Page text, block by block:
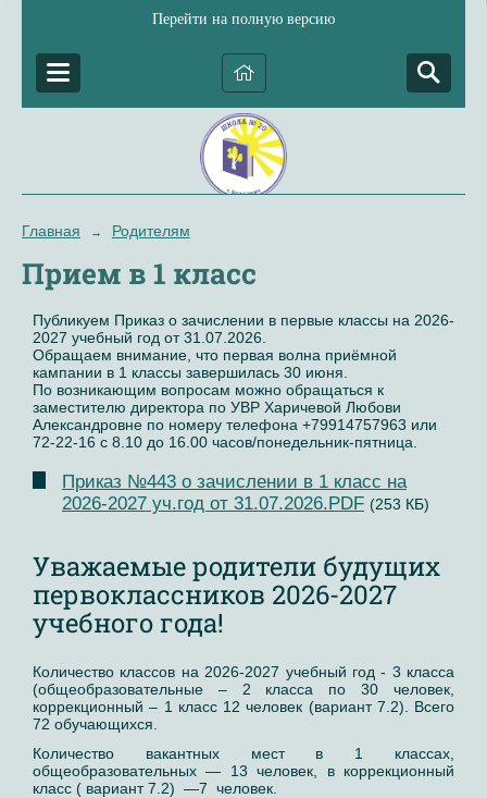
Перейти на полную версию
Главная → Родителям
Прием в 1 класс
Публикуем Приказ о зачислении в первые классы на 2026-
2027 учебный год от 31.07.2026.
Обращаем внимание, что первая волна приёмной
кампании в 1 классы завершилась 30 июня.
По возникающим вопросам можно обращаться к
заместителю директора по УВР Харичевой Любови
Александровне по номеру телефона +79914757963 или
72-22-16 с 8.10 до 16.00 часов/понедельник-пятница.
Приказ №443 о зачислении в 1 класс на
2026-2027 уч.год от 31.07.2026.PDF (253 КБ)
Уважаемые родители будущих
первоклассников 2026-2027
учебного года!
Количество классов на 2026-2027 учебный год - 3 класса
(общеобразовательные – 2 класса по 30 человек,
коррекционный – 1 класс 12 человек (вариант 7.2). Всего
72 обучающихся.
Количество вакантных мест в 1 классах,
общеобразовательных — 13 человек, в коррекционный
класс ( вариант 7.2) —7 человек.